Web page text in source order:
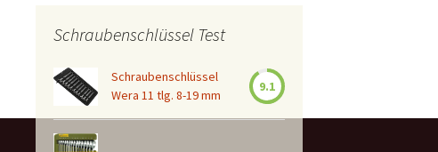
Schraubenschlüssel Test
Schraubenschlüssel
Wera 11 tlg. 8-19 mm
9.1